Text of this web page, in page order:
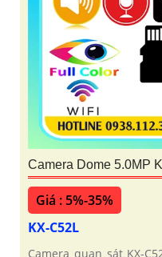
Camera Dome 5.0MP
Giá : 5%-35%
KX-C52L
Camera quan sát KX-